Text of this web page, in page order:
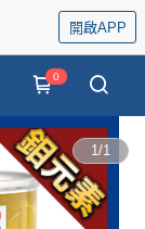
開啟APP
0
1/1